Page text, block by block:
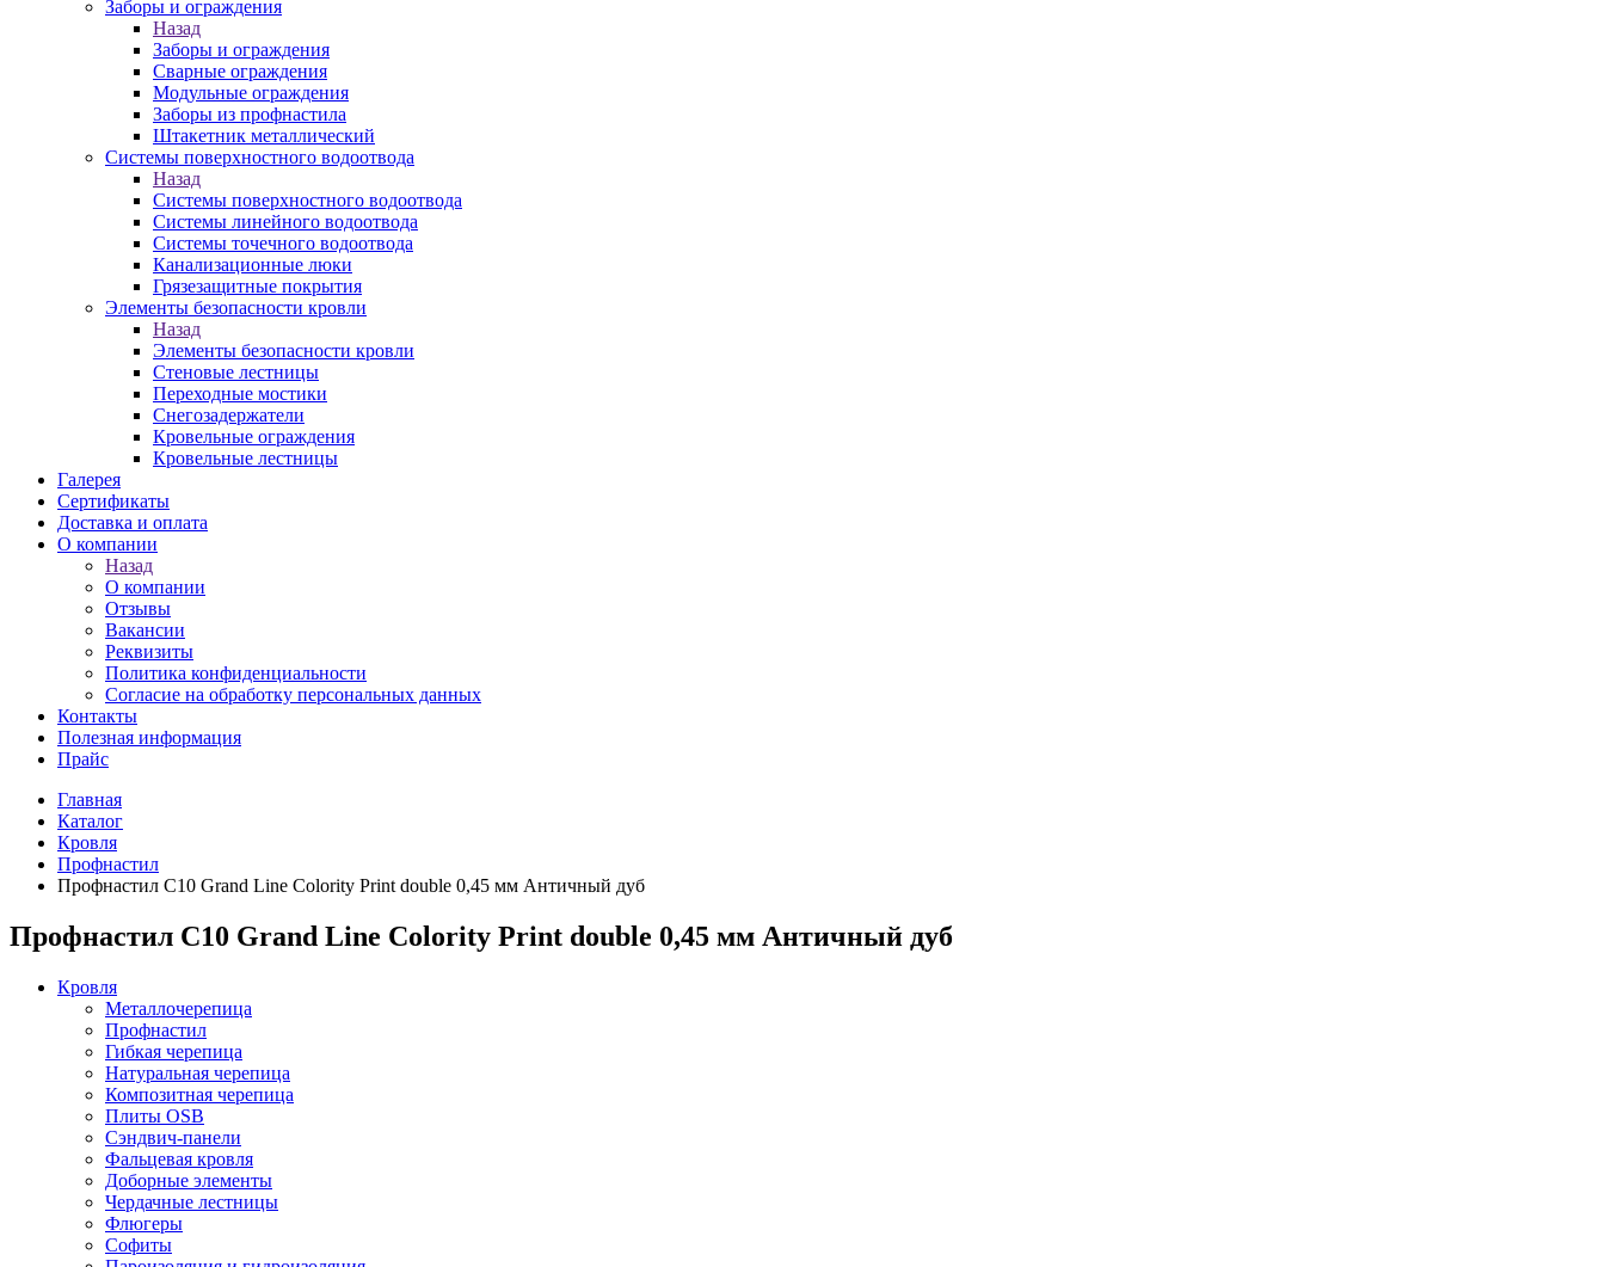
Заборы и ограждения
Назад
Заборы и ограждения
Сварные ограждения
Модульные ограждения
Заборы из профнастила
Штакетник металлический
Системы поверхностного водоотвода
Назад
Системы поверхностного водоотвода
Системы линейного водоотвода
Системы точечного водоотвода
Канализационные люки
Грязезащитные покрытия
Элементы безопасности кровли
Назад
Элементы безопасности кровли
Стеновые лестницы
Переходные мостики
Снегозадержатели
Кровельные ограждения
Кровельные лестницы
Галерея
Сертификаты
Доставка и оплата
О компании
Назад
О компании
Отзывы
Вакансии
Реквизиты
Политика конфиденциальности
Согласие на обработку персональных данных
Контакты
Полезная информация
Прайс
Главная
Каталог
Кровля
Профнастил
Профнастил С10 Grand Line Colority Print double 0,45 мм Античный дуб
Профнастил С10 Grand Line Colority Print double 0,45 мм Античный дуб
Кровля
Металлочерепица
Профнастил
Гибкая черепица
Натуральная черепица
Композитная черепица
Плиты OSB
Сэндвич-панели
Фальцевая кровля
Доборные элементы
Чердачные лестницы
Флюгеры
Софиты